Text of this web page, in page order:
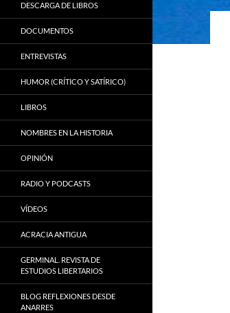
DESCARGA DE LIBROS
DOCUMENTOS
ENTREVISTAS
HUMOR (CRÍTICO Y SATÍRICO)
LIBROS
NOMBRES EN LA HISTORIA
OPINIÓN
RADIO Y PODCASTS
VÍDEOS
ACRACIA ANTIGUA
GERMINAL. REVISTA DE
ESTUDIOS LIBERTARIOS
BLOG REFLEXIONES DESDE
ANARRES